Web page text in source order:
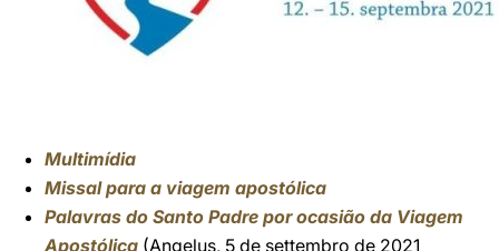
Multimídia
Missal para a viagem apostólica
Palavras do Santo Padre por ocasião da Viagem
Apostólica (Angelus, 5 de settembro de 2021